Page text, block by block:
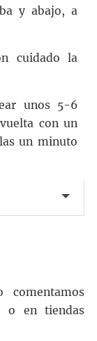
y abajo, a
cuidado la
unos 5-6
con un
un minuto
comentamos
o en tiendas